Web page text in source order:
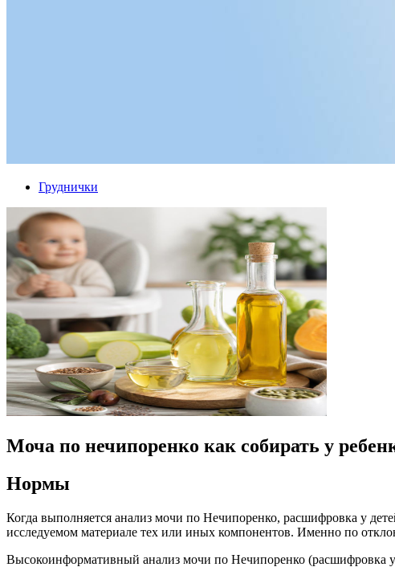
Груднички
Моча по нечипоренко как собирать у
Нормы
Когда выполняется анализ мочи по Нечипоренко, расшифровка у
исследуемом материале тех или иных компонентов. Именно по
Высокоинформативный анализ мочи по Нечипоренко (расшифровка